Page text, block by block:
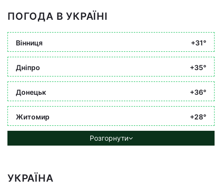
ПОГОДА В УКРАЇНІ
Вінниця +31°
Дніпро +35°
Донецьк +36°
Житомир +28°
Розгорнути
УКРАЇНА